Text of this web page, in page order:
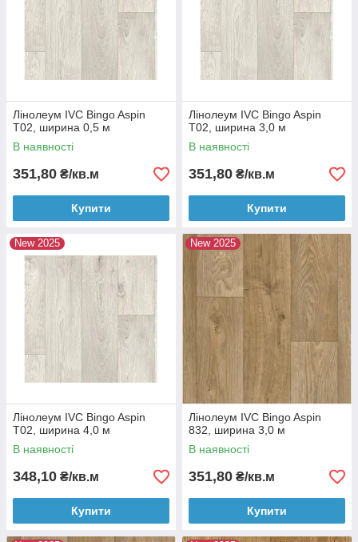
Лінолеум IVC Bingo Aspin
T02, ширина 0,5 м
В наявності
351,80 ₴/кв.м
Купити
Лінолеум IVC Bingo Aspin
T02, ширина 3,0 м
В наявності
351,80 ₴/кв.м
Купити
New 2025
Лінолеум IVC Bingo Aspin
T02, ширина 4,0 м
В наявності
348,10 ₴/кв.м
Купити
New 2025
Лінолеум IVC Bingo Aspin
832, ширина 3,0 м
В наявності
351,80 ₴/кв.м
Купити